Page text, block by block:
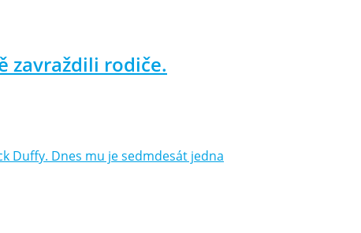
zavraždili rodiče.
Duffy. Dnes mu je sedmdesát jedna